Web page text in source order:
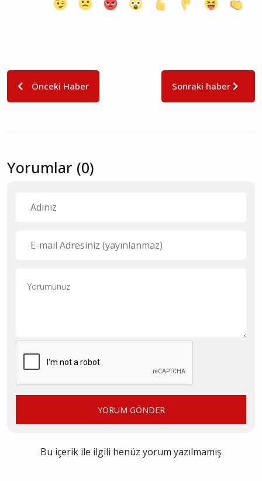
Önceki Haber Sonraki haber
Yorumlar (0)
YORUM GÖNDER
Bu içerik ile ilgili henüz yorum yazılmamış